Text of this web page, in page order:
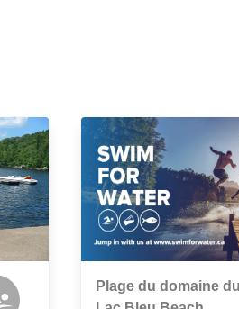
Plage du domaine du